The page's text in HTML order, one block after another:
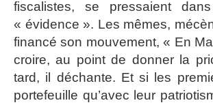
fiscalistes, se pressaient
« évidence ». Les mêmes,
financé son mouvement, « En
croire, au point de donner la
tard, il déchante. Et si les
portefeuille qu’avec leur